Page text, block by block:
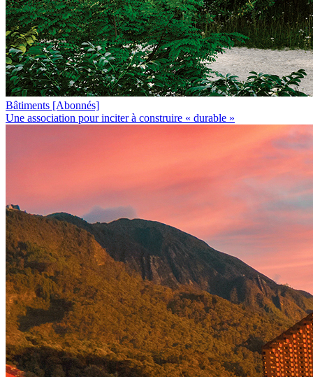
Bâtiments [Abonnés]
Une association pour inciter à construire « durable »